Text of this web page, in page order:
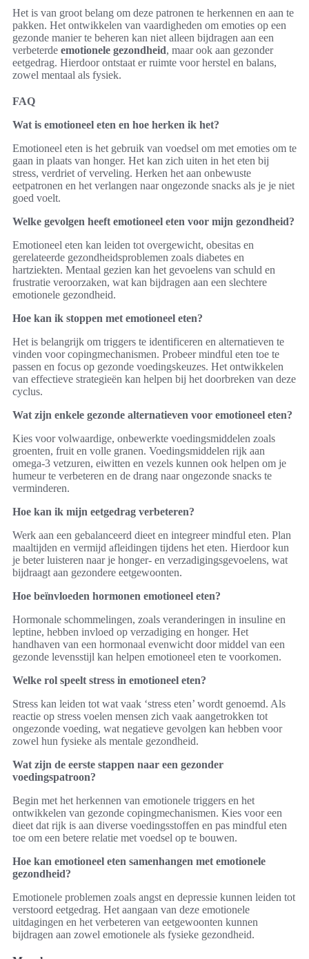
Het is van groot belang om deze patronen te herkennen en aan te
pakken. Het ontwikkelen van vaardigheden om emoties op een
gezonde manier te beheren kan niet alleen bijdragen aan een
verbeterde emotionele gezondheid, maar ook aan gezonder
eetgedrag. Hierdoor ontstaat er ruimte voor herstel en balans,
zowel mentaal als fysiek.
FAQ
Wat is emotioneel eten en hoe herken ik het?
Emotioneel eten is het gebruik van voedsel om met emoties om te
gaan in plaats van honger. Het kan zich uiten in het eten bij
stress, verdriet of verveling. Herken het aan onbewuste
eetpatronen en het verlangen naar ongezonde snacks als je je niet
goed voelt.
Welke gevolgen heeft emotioneel eten voor mijn gezondheid?
Emotioneel eten kan leiden tot overgewicht, obesitas en
gerelateerde gezondheidsproblemen zoals diabetes en
hartziekten. Mentaal gezien kan het gevoelens van schuld en
frustratie veroorzaken, wat kan bijdragen aan een slechtere
emotionele gezondheid.
Hoe kan ik stoppen met emotioneel eten?
Het is belangrijk om triggers te identificeren en alternatieven te
vinden voor copingmechanismen. Probeer mindful eten toe te
passen en focus op gezonde voedingskeuzes. Het ontwikkelen
van effectieve strategieën kan helpen bij het doorbreken van deze
cyclus.
Wat zijn enkele gezonde alternatieven voor emotioneel eten?
Kies voor volwaardige, onbewerkte voedingsmiddelen zoals
groenten, fruit en volle granen. Voedingsmiddelen rijk aan
omega-3 vetzuren, eiwitten en vezels kunnen ook helpen om je
humeur te verbeteren en de drang naar ongezonde snacks te
verminderen.
Hoe kan ik mijn eetgedrag verbeteren?
Werk aan een gebalanceerd dieet en integreer mindful eten. Plan
maaltijden en vermijd afleidingen tijdens het eten. Hierdoor kun
je beter luisteren naar je honger- en verzadigingsgevoelens, wat
bijdraagt aan gezondere eetgewoonten.
Hoe beïnvloeden hormonen emotioneel eten?
Hormonale schommelingen, zoals veranderingen in insuline en
leptine, hebben invloed op verzadiging en honger. Het
handhaven van een hormonaal evenwicht door middel van een
gezonde levensstijl kan helpen emotioneel eten te voorkomen.
Welke rol speelt stress in emotioneel eten?
Stress kan leiden tot wat vaak ‘stress eten’ wordt genoemd. Als
reactie op stress voelen mensen zich vaak aangetrokken tot
ongezonde voeding, wat negatieve gevolgen kan hebben voor
zowel hun fysieke als mentale gezondheid.
Wat zijn de eerste stappen naar een gezonder
voedingspatroon?
Begin met het herkennen van emotionele triggers en het
ontwikkelen van gezonde copingmechanismen. Kies voor een
dieet dat rijk is aan diverse voedingsstoffen en pas mindful eten
toe om een betere relatie met voedsel op te bouwen.
Hoe kan emotioneel eten samenhangen met emotionele
gezondheid?
Emotionele problemen zoals angst en depressie kunnen leiden tot
verstoord eetgedrag. Het aangaan van deze emotionele
uitdagingen en het verbeteren van eetgewoonten kunnen
bijdragen aan zowel emotionele als fysieke gezondheid.